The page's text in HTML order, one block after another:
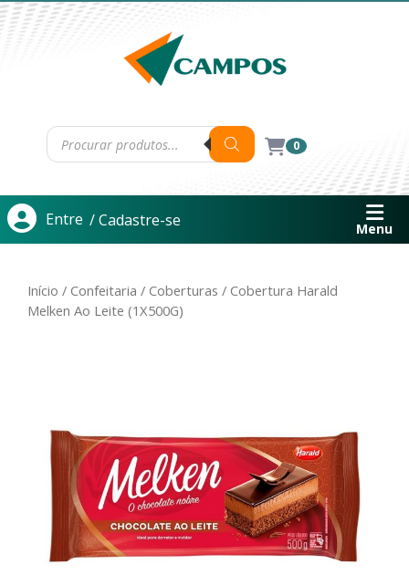
0
Entre / Cadastre-se Menu
Início / Confeitaria / Coberturas / Cobertura Harald
Melken Ao Leite (1X500G)